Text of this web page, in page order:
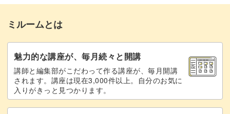
オムライスのイラストを描く 30:57
黄色の枠の中に文字を入れる
イラストを着色する
四つ葉のクローバーを描く 40:21
空いたスペースに文字を描く 42:17
ミルームとは
魅力的な講座が、毎月続々と開講
講師と編集部がこだわって作る講座が、毎月開講
されます。講座は現在3,000件以上。自分のお気に
入りがきっと見つかります。